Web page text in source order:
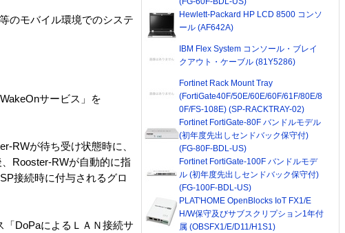
のモバイル環境でのシステ
サービス」を
RWが待ち受け状態時に、
Rooster-RWが自動的に指
接続時に付与されるグロ
DoPaによるＬＡＮ接続サ
Hewlett-Packard HP LCD 8500 コンソ
ール (AF642A)
IBM Flex System コンソール・ブレイ
クアウト・ケーブル (81Y5286)
Fortinet Rack Mount Tray
(FortiGate40F/50E/60E/60F/61F/80E/8
0F/FS-108E) (SP-RACKTRAY-02)
Fortinet FortiGate-80F バンドルモデル
(初年度先出しセンドバック保守付)
(FG-80F-BDL-US)
Fortinet FortiGate-100F バンドルモデ
ル (初年度先出しセンドバック保守付)
(FG-100F-BDL-US)
PLAT'HOME OpenBlocks IoT FX1/E
H/W保守及びサブスクリプション1年付
属 (OBSFX1/E/D11/H1S1)